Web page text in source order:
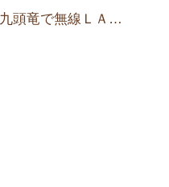
Ｎ環境を構築しました。